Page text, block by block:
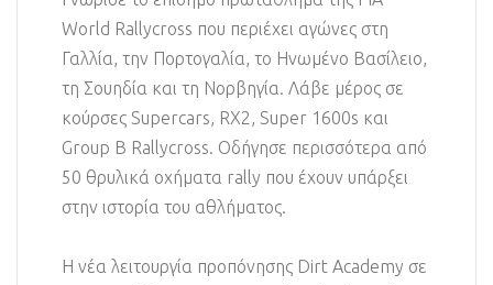
World Rallycross που περιέχει αγώνες στη
Γαλλία, την Πορτογαλία, το Ηνωμένο Βασίλειο,
τη Σουηδία και τη Νορβηγία. Λάβε μέρος σε
κούρσες Supercars, RX2, Super 1600s και
Group B Rallycross. Οδήγησε περισσότερα από
50 θρυλικά οχήματα rally που έχουν υπάρξει
στην ιστορία του αθλήματος.
Η νέα λειτουργία προπόνησης Dirt Academy σε